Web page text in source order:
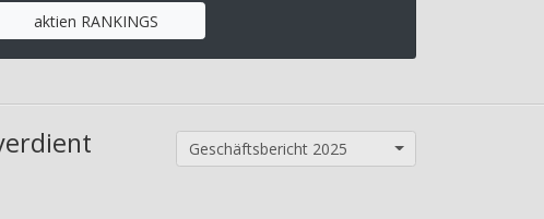
aktien RANKINGS
Geschäftsbericht 2025